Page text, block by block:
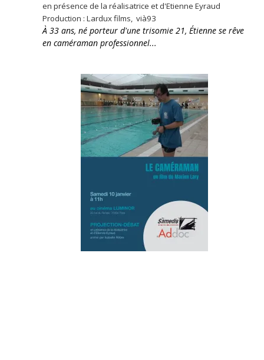
en présence de la réalisatrice et d'Etienne Eyraud
Production : Lardux films, vià93
À 33 ans, né porteur d'une trisomie 21, Étienne se rêve
en caméraman professionnel...